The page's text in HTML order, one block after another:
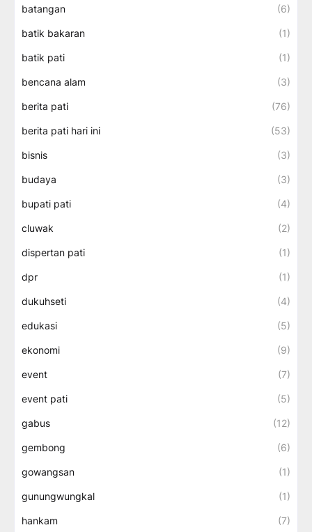
batangan (6)
batik bakaran (1)
batik pati (1)
bencana alam (3)
berita pati (76)
berita pati hari ini (53)
bisnis (3)
budaya (3)
bupati pati (4)
cluwak (2)
dispertan pati (1)
dpr (1)
dukuhseti (4)
edukasi (5)
ekonomi (9)
event (7)
event pati (5)
gabus (12)
gembong (6)
gowangsan (1)
gunungwungkal (1)
hankam (7)